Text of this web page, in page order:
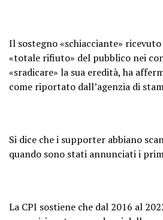
Il sostegno «schiacciante»
«totale rifiuto» del pubblico nei
«sradicare» la sua eredità, ha
come riportato dall’agenzia di
Si dice che i supporter abbiano
quando sono stati annunciati i
La CPI sostiene che dal 2016 al